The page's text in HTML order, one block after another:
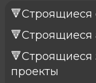
🔻Строящиеся
🔻Строящиеся
проекты